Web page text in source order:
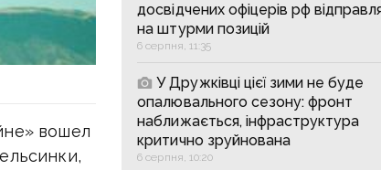
вошел
досвідчених офіцерів рф
на штурми позицій
6 серпня, 11:35
У Дружківці цієї зими не буде
опалювального сезону: фронт
наближається, інфраструктура
критично зруйнована
6 серпня, 10:20